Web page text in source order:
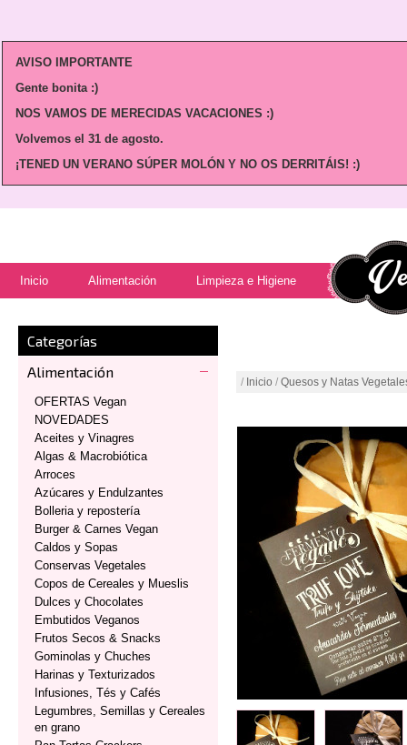
AVISO IMPORTANTE
Gente bonita :)
NOS VAMOS DE MERECIDAS VACACIONES :)
Volvemos el 31 de agosto.
¡TENED UN VERANO SÚPER MOLÓN Y NO OS DERRITÁIS! :)
Inicio Alimentación Limpieza e Higiene
Categorías
Alimentación
OFERTAS Vegan
NOVEDADES
Aceites y Vinagres
Algas & Macrobiótica
Arroces
Azúcares y Endulzantes
Bolleria y repostería
Burger & Carnes Vegan
Caldos y Sopas
Conservas Vegetales
Copos de Cereales y Mueslis
Dulces y Chocolates
Embutidos Veganos
Frutos Secos & Snacks
Gominolas y Chuches
Harinas y Texturizados
Infusiones, Tés y Cafés
Legumbres, Semillas y Cereales
en grano
/ Inicio / Quesos y Natas